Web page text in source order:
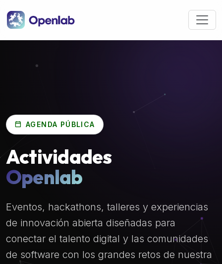
AGENDA PÚBLICA
Actividades
Openlab
Eventos, hackathons, talleres y experiencias
de innovación abierta diseñadas para
conectar el talento digital y las comunidades
de software con los grandes retos de nuestra